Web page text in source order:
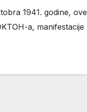
1941. godine, ove
a, manifestacije